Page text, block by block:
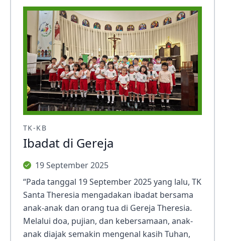
TK-KB
Ibadat di Gereja
19 September 2025
“Pada tanggal 19 September 2025 yang lalu, TK
Santa Theresia mengadakan ibadat bersama
anak-anak dan orang tua di Gereja Theresia.
Melalui doa, pujian, dan kebersamaan, anak-
anak diajak semakin mengenal kasih Tuhan,